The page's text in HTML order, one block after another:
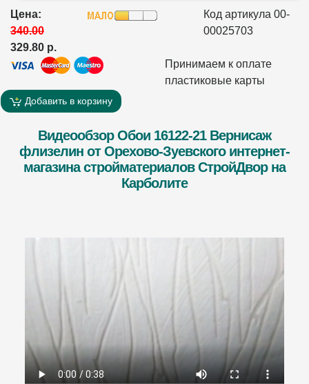
Цена:
340.00
329.80 р.
Код артикула 00-
00025703
Принимаем к оплате
пластиковые карты
Добавить в корзину
Видеообзор Обои 16122-21 Вернисаж
флизелин от Орехово-Зуевского интернет-
магазина стройматериалов СтройДвор на
Карболите